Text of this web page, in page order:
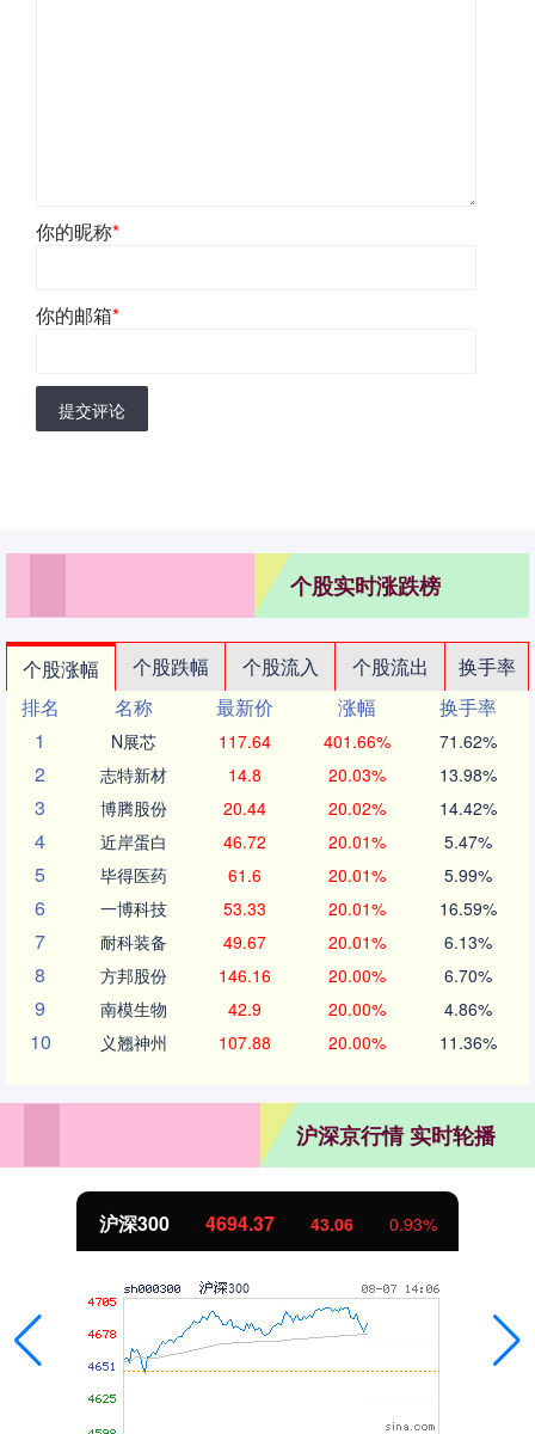
你的昵称*
你的邮箱*
提交评论
个股实时涨跌榜
个股涨幅 个股跌幅 个股流入 个股流出
换手率
排名
名称 最新价 涨幅
换手率
1
N展芯 117.64 401.66% 71.62%
2 志特新材 14.8 20.03% 13.98%
3 博腾股份 20.44 20.02% 14.42%
4 近岸蛋白 46.72 20.01% 5.47%
5 毕得医药 61.6 20.01% 5.99%
6 一博科技 53.33 20.01% 16.59%
7 耐科装备 49.67 20.01% 6.13%
8 方邦股份 146.16 20.00% 6.70%
9 南模生物 42.9 20.00% 4.86%
10 义翘神州 107.88 20.00% 11.36%
沪深京行情 实时轮播
沪深300 4694.37 43.06 0.93%